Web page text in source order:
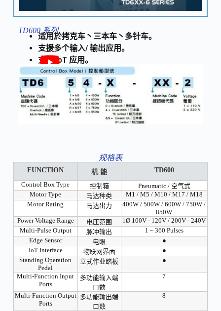
TD600 系列
适用於拷克车丶三本车丶多针车。
支援多个输入/ 输出应用。
支援 IoT 应用。
规格表
FUNCTION 机 能
TD600
Control Box Type
控制箱
Pneumatic / 空气式
Motor Type
马达种类
M1 / M5 / M10 / M17 / M18
Motor Rating
马达出力
400W / 500W / 600W / 750W /
850W
Power Voltage Range
电压范围
1Ø 100V - 120V / 200V - 240V
Multi-Pulse Output
脉冲输出
1 ~ 360 Pulses
Edge Sensor
电眼
●
IoT Interface
物联网界面
●
Standing Operation
Pedal
立式作业踏板 ●
Multi-Function Input
Ports
多功能输入端
口数
7
Multi-Function Output
Ports
多功能输出端
口数
8